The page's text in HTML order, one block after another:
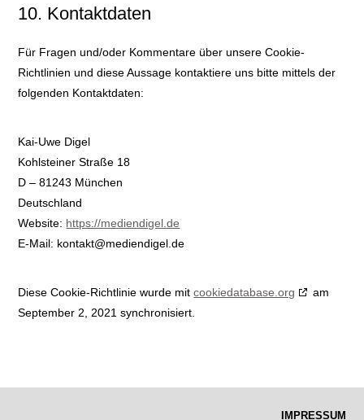
10. Kontaktdaten
Für Fragen und/oder Kommentare über unsere Cookie-
Richtlinien und diese Aussage kontaktiere uns bitte mittels der
folgenden Kontaktdaten:
Kai-Uwe Digel
Kohlsteiner Straße 18
D – 81243 München
Deutschland
Website: https://mediendigel.de
E-Mail: kontakt@mediendigel.de
Diese Cookie-Richtlinie wurde mitcookiedatabase.org
am
September 2, 2021 synchronisiert.
IMPRESSUM